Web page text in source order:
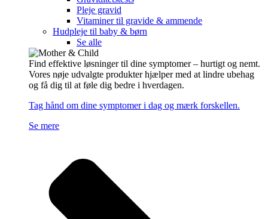
Pleje gravid
Vitaminer til gravide & ammende
Hudpleje til baby & børn
Se alle
Find effektive løsninger til dine symptomer – hurtigt og nemt.
Vores nøje udvalgte produkter hjælper med at lindre ubehag
og få dig til at føle dig bedre i hverdagen.
Tag hånd om dine symptomer i dag og mærk forskellen.
Se mere